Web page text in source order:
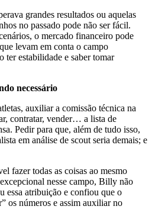
grandes resultados ou aquelas
no passado pode não ser fácil.
o mercado financeiro pode
levam em conta o campo
ter estabilidade e saber tomar
necessário
auxiliar a comissão técnica na
contratar, vender… a lista de
Pedir para que, além de tudo isso,
em análise de scout seria demais; e
fazer todas as coisas ao mesmo
nesse campo, Billy não
essa atribuição e confiou que o
os números e assim auxiliar no